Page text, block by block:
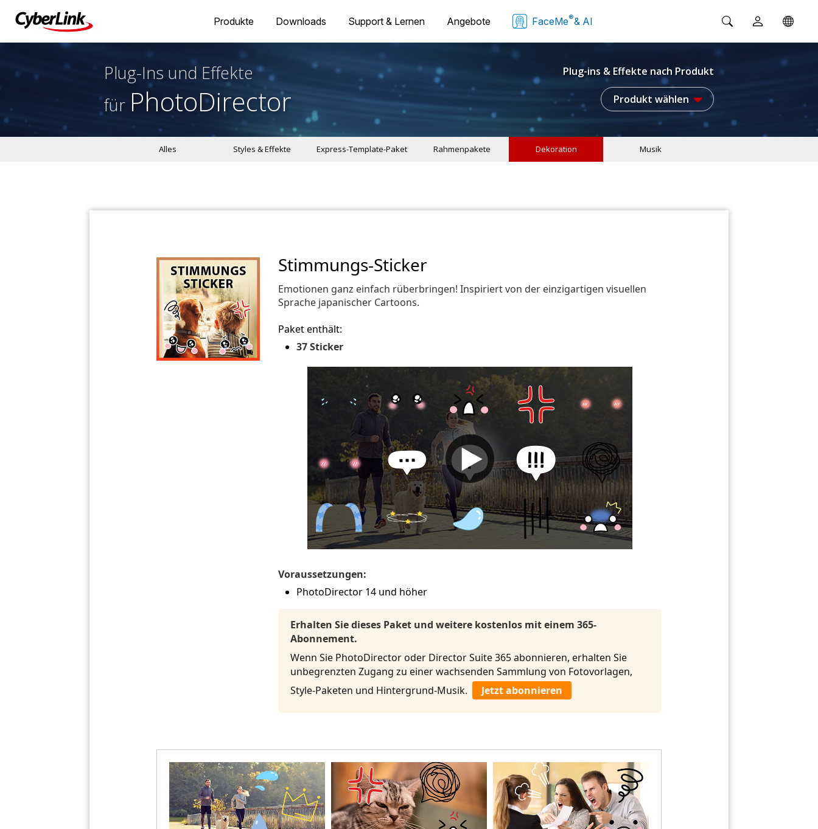
Produkte Downloads Support & Lernen Angebote FaceMe®& AI
Plug-Ins und Effekte
für PhotoDirector
Plug-ins & Effekte nach Produkt
Produkt wählen
Alles Styles & Effekte Express-Template-Paket Rahmenpakete Dekoration Musik
Stimmungs-Sticker
Emotionen ganz einfach rüberbringen! Inspiriert von der einzigartigen visuellen
Sprache japanischer Cartoons.
Paket enthält:
37 Sticker
Voraussetzungen:
PhotoDirector 14 und höher
Erhalten Sie dieses Paket und weitere kostenlos mit einem 365-
Abonnement.
Wenn Sie PhotoDirector oder Director Suite 365 abonnieren, erhalten Sie
unbegrenzten Zugang zu einer wachsenden Sammlung von Fotovorlagen,
Style-Paketen und Hintergrund-Musik.
Jetzt abonnieren